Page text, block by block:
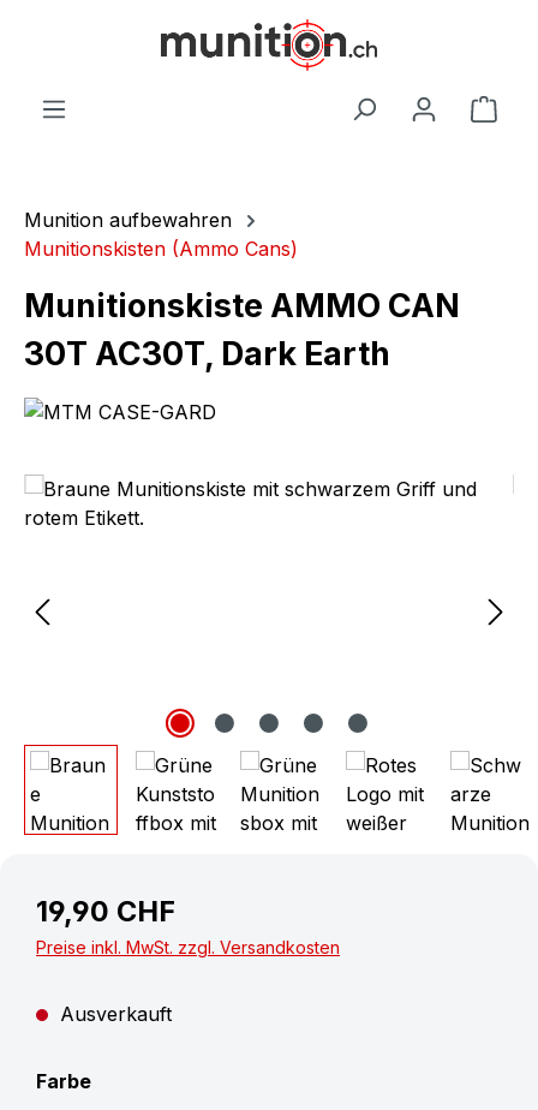
Munition aufbewahren
Munitionskisten (Ammo Cans)
Munitionskiste AMMO CAN
30T AC30T, Dark Earth
Bildergalerie überspringen
19,90 CHF
Preise inkl. MwSt. zzgl. Versandkosten
Ausverkauft
Farbeauswählen